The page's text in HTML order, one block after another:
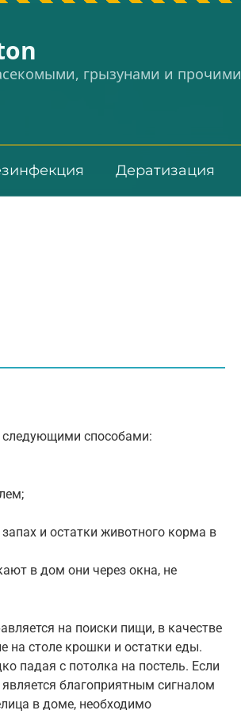
грызунами и прочими
Дератизация
следующими способами:
и остатки животного корма в
в дом они через окна, не
на поиски пищи, в качестве
на столе крошки и остатки еды.
падая с потолка на постель. Если
благоприятным сигналом
в доме, необходимо